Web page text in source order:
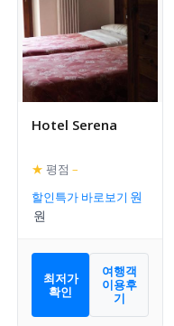
Hotel Serena
★ 평점 –
할인특가 바로보기
최저가
확인
여행객
이용후
기